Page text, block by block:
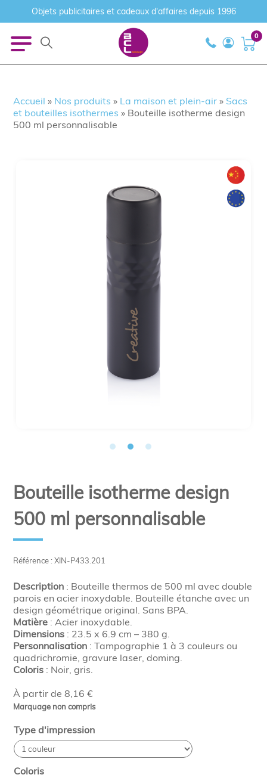
Objets publicitaires et cadeaux d'affaires depuis 1996
0
Accueil » Nos produits » La maison et plein-air » Sacs
et bouteilles isothermes » Bouteille isotherme design
500 ml personnalisable
Référence : XIN-P433.201
À partir de 8,16 €
Marquage non compris
Bouteille isotherme design
500 ml personnalisable
Description : Bouteille thermos de 500 ml avec double
parois en acier inoxydable. Bouteille étanche avec un
design géométrique original. Sans BPA.
Matière : Acier inoxydable.
Dimensions : 23.5 x 6.9 cm – 380 g.
Personnalisation : Tampographie 1 à 3 couleurs ou
quadrichromie, gravure laser, doming.
Coloris : Noir, gris.
Type d'impression
Coloris